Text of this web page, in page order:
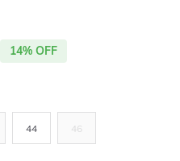
14% OFF
44 46